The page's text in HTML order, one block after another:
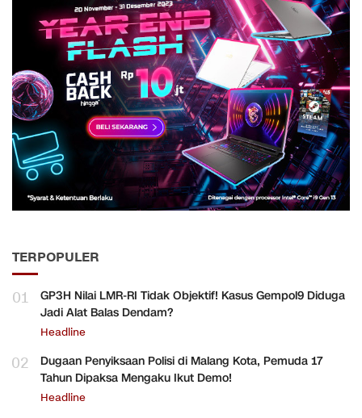
TERPOPULER
01
GP3H Nilai LMR-RI Tidak Objektif! Kasus Gempol9 Diduga
Jadi Alat Balas Dendam?
Headline
02
Dugaan Penyiksaan Polisi di Malang Kota, Pemuda 17
Tahun Dipaksa Mengaku Ikut Demo!
Headline